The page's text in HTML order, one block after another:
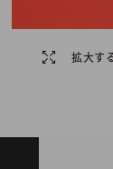
拡大す